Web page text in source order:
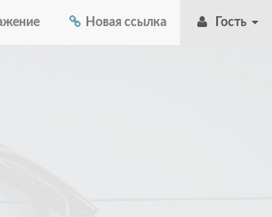
Новая ссылка Гость